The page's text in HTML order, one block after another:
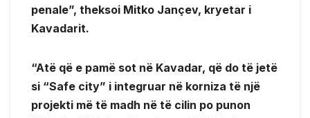
penale”, theksoi Mitko Jançev, kryetar i
Kavadarit.
“Atë që e pamë sot në Kavadar, që do të jetë
si “Safe city” i integruar në korniza të një
projekti më të madh në të cilin po punon